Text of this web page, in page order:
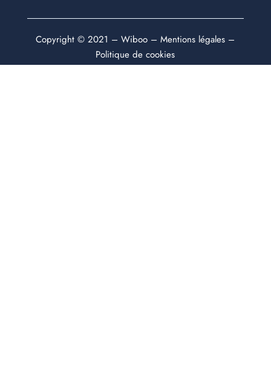
Copyright © 2021 –Wiboo –Mentions légales –
Politique de cookies